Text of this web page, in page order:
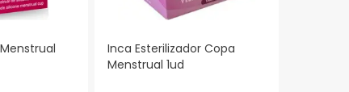
Inca Esterilizador Copa
Menstrual 1ud